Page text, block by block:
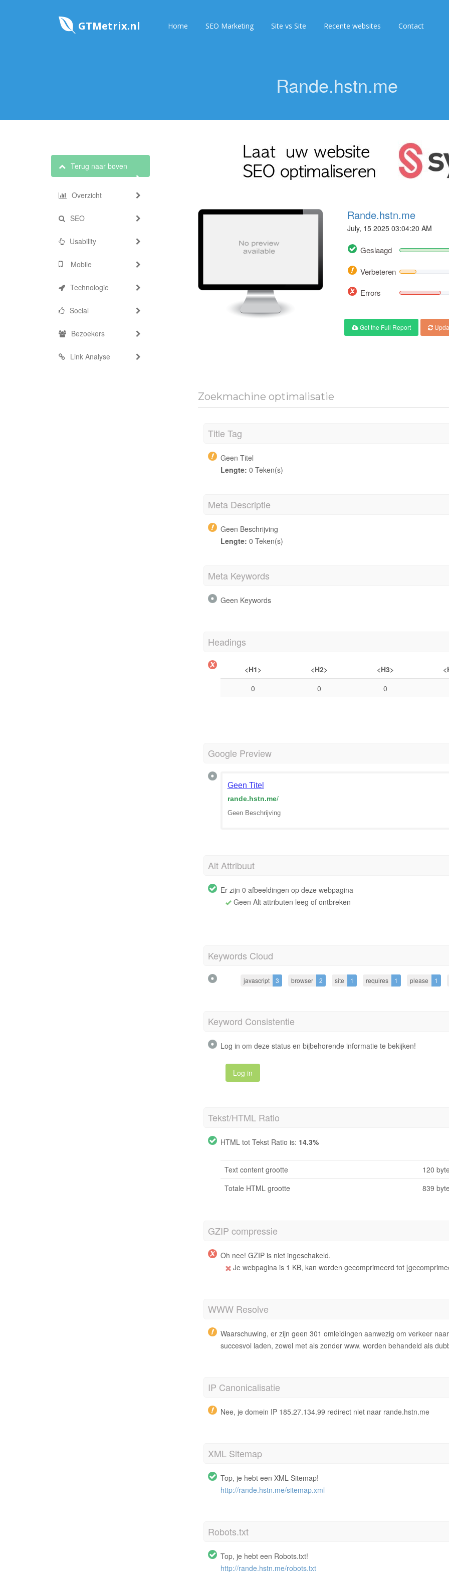
GTMetrix.nl Home SEO Marketing Site vs Site Recente websites Contact
Rande.hstn.me
Terug naar boven
Overzicht
SEO
Usability
Mobile
Technologie
Social
Bezoekers
Link Analyse
Rande.hstn.me
July, 15 2025 03:04:20 AM
Geslaagd
Verbeteren
Errors
Get the Full Report
Zoekmachine optimalisatie
Title Tag
Geen Titel
Lengte: 0 Teken(s)
Meta Descriptie
Geen Beschrijving
Lengte: 0 Teken(s)
Meta Keywords
Geen Keywords
Headings
<H1> <H2> <H3>
0
0 0
Google Preview
Geen Titel
rande.hstn.me/
Geen Beschrijving
Alt Attribuut
Er zijn 0 afbeeldingen op deze webpagina
Geen Alt attributen leeg of ontbreken
Keywords Cloud
javascript 3 browser 2 site 1 requires 1 please 1
Keyword Consistentie
Log in om deze status en bijbehorende informatie te bekijken!
Log in
Tekst/HTML Ratio
HTML tot Tekst Ratio is: 14.3%
Text content grootte
120
Totale HTML grootte
839
GZIP compressie
Oh nee! GZIP is niet ingeschakeld.
Je webpagina is 1 KB, kan worden gecomprimeerd tot
WWW Resolve
Waarschuwing, er zijn geen 301 omleidingen aanwezig om verkeer
succesvol laden, zowel met als zonder www. worden behandeld als
IP Canonicalisatie
Nee, je domein IP 185.27.134.99 redirect niet naar rande.hstn.me
XML Sitemap
Top, je hebt een XML Sitemap!
http://rande.hstn.me/sitemap.xml
Robots.txt
Top, je hebt een Robots.txt!
http://rande.hstn.me/robots.txt